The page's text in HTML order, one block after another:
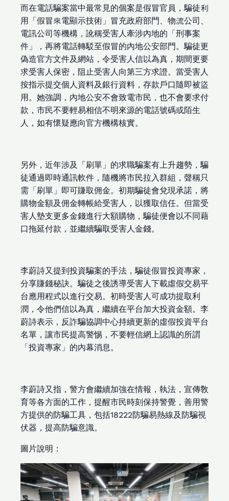
而在電話騙案當中最常見的個案是假冒官員，騙徒利
用「假冒來電顯示技術」冒充政府部門、物流公司、
電訊公司等機構，訛稱受害人牽涉內地的「刑事案
件」，再將電話轉駁至假冒的內地公安部門。騙徒更
偽造官方文件及網站，令受害人信以為真，期間更要
求受害人保密，阻止受害人向第三方求證。當受害人
按指示提交個人資料及銀行資料，存款戶口隨即被盜
用。她強調，內地公安不會致電市民，也不會要求付
款，市民不要輕易相信不明來源的電話號碼或陌生
人，如有懷疑應向官方機構核實。
另外，近年涉及「刷單」的求職騙案有上升趨勢，騙
徒通過即時通訊軟件，隨機將市民拉入群組，聲稱只
需「刷單」即可賺取佣金。初期騙徒會兌現承諾，將
購物金額及佣金轉帳給受害人，以獲取信任。但當受
害人墊支更多金錢進行大額購物，騙徒便會以不同藉
口拖延付款，並繼續騙取受害人金錢。
李蔚詩又提到投資騙案的手法，騙徒假冒投資專家，
分享賺錢秘訣。騙徒之後誘導受害人下載虛假交易平
台應用程式以進行交易。初時受害人可成功提取利
潤，令他們信以為真，繼續在平台加大投資金額。李
蔚詩表示，反詐騙協調中心持續更新的虛假投資平台
名單，讓市民提高警惕，不要輕信網上認識的所謂
「投資專家」的內幕消息。
李蔚詩又指，警方會繼續加強在情報，執法，宣傳敎
育等各方面的工作，提醒市民時刻保持警覺，善用警
方提供的防騙工具，包括18222防騙易熱線及防騙視
伏器，提高防騙意識。
圖片說明：